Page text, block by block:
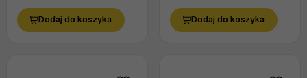
Dodaj do koszyka Dodaj do koszyka